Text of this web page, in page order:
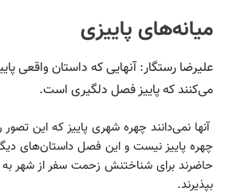
میانه‌های پاییزی
علیرضا رستگار: آنهایی که داستان واقعی
می‌کنند که پاییز فصل دلگیری است.
آنها نمی‌دانند چهره شهری پاییز که این تصور
چهره پاییز نیست و این فصل داستان‌های
حاضرند برای شناختنش زحمت سفر از شهر به
بپذیرند.